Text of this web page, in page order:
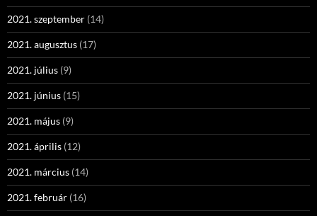
2021. szeptember (14)
2021. augusztus (17)
2021. július (9)
2021. június (15)
2021. május (9)
2021. április (12)
2021. március (14)
2021. február (16)